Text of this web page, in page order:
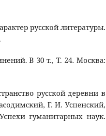
русской литературы.
В 30 т., Т. 24. Москва:
русской деревни в
Г. И. Успенский,
гуманитарных наук.